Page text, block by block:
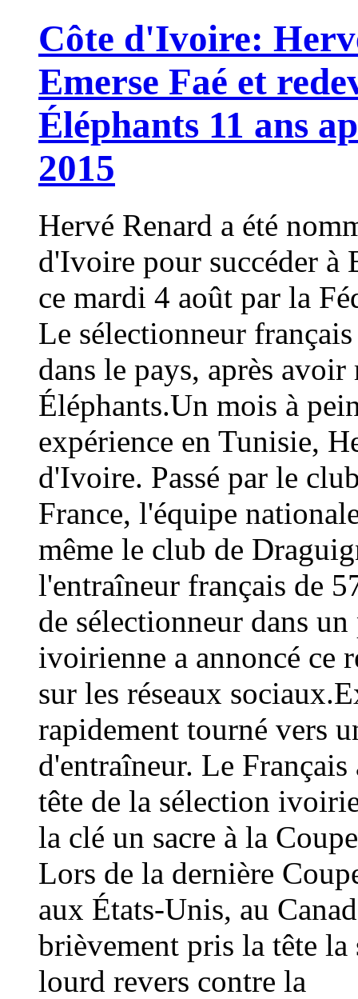
Côte d'Ivoire:
Emerse Faé et
Éléphants 11 ans
2015
Hervé Renard a été
d'Ivoire pour succéder à
ce mardi 4 août par la
Le sélectionneur
dans le pays, après
Éléphants.Un mois à
expérience en Tunisie,
d'Ivoire. Passé par le
France, l'équipe
même le club de
l'entraîneur français de
de sélectionneur dans
ivoirienne a annoncé ce
sur les réseaux
rapidement tourné vers
d'entraîneur. Le
tête de la sélection
la clé un sacre à la
Lors de la dernière
aux États-Unis, au
brièvement pris la tête
lourd revers contre la